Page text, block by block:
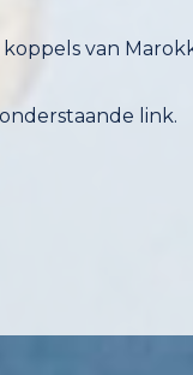
van
link.